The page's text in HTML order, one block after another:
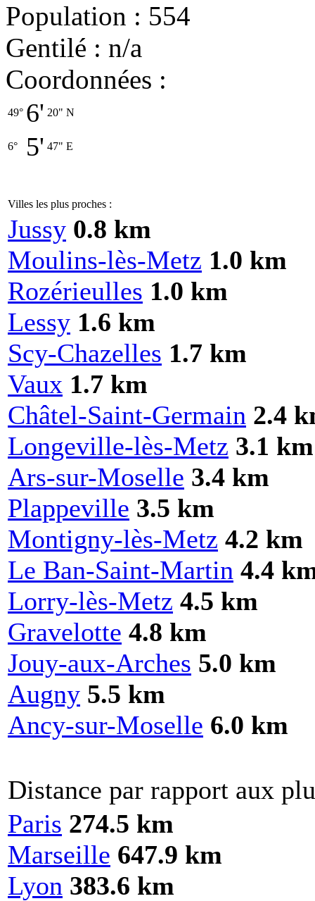
Population : 554
Gentilé : n/a
Coordonnées :
49° 6' 20" N
6° 5' 47" E
Villes les plus proches :
Jussy 0.8 km
Moulins-lès-Metz 1.0 km
Rozérieulles 1.0 km
Lessy 1.6 km
Scy-Chazelles 1.7 km
Vaux 1.7 km
Châtel-Saint-Germain 2.4
Longeville-lès-Metz 3.1 km
Ars-sur-Moselle 3.4 km
Plappeville 3.5 km
Montigny-lès-Metz 4.2 km
Le Ban-Saint-Martin 4.4
Lorry-lès-Metz 4.5 km
Gravelotte 4.8 km
Jouy-aux-Arches 5.0 km
Augny 5.5 km
Ancy-sur-Moselle 6.0 km
Distance par rapport aux
Paris 274.5 km
Marseille 647.9 km
Lyon 383.6 km